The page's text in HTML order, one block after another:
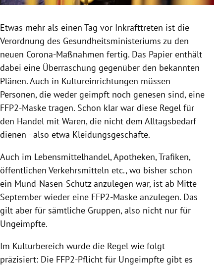
Etwas mehr als einen Tag vor Inkrafttreten ist die
Verordnung des Gesundheitsministeriums zu den
neuen Corona-Maßnahmen fertig. Das Papier enthält
dabei eine Überraschung gegenüber den bekannten
Plänen. Auch in Kultureinrichtungen müssen
Personen, die weder geimpft noch genesen sind, eine
FFP2-Maske tragen. Schon klar war diese Regel für
den Handel mit Waren, die nicht dem Alltagsbedarf
dienen - also etwa Kleidungsgeschäfte.
Auch im Lebensmittelhandel, Apotheken, Trafiken,
öffentlichen Verkehrsmitteln etc., wo bisher schon
ein Mund-Nasen-Schutz anzulegen war, ist ab Mitte
September wieder eine FFP2-Maske anzulegen. Das
gilt aber für sämtliche Gruppen, also nicht nur für
Ungeimpfte.
Im Kulturbereich wurde die Regel wie folgt
präzisiert: Die FFP2-Pflicht für Ungeimpfte gibt es